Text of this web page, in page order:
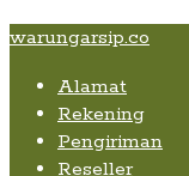
Skip
content
Skip
navigation
Skip
content
warungarsip.co
Alamat
Rekening
Pengiriman
Reseller